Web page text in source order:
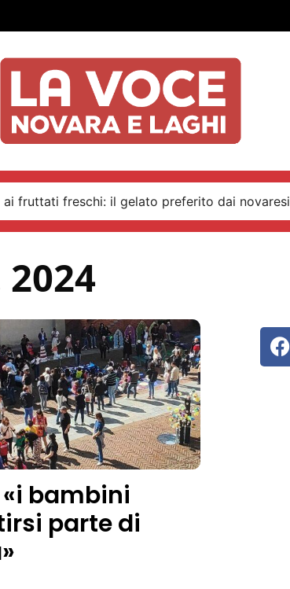
ai fruttati freschi: il gelato preferito dai novaresi
«i bambini
parte di